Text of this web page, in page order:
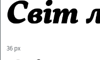
36 px